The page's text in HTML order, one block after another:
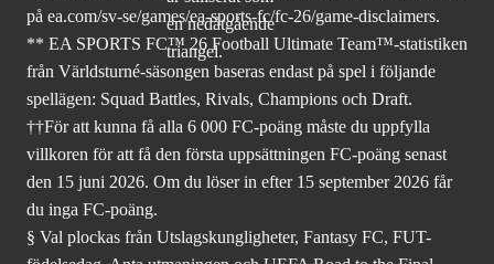
på ea.com/sv-se/games/ea-sports-fc/fc-26/game-disclaimers.
** EA SPORTS FC™ 26 Football Ultimate Team™-statistiken
från Världsturné-säsongen baseras endast på spel i följande
spellägen: Squad Battles, Rivals, Champions och Draft.
††För att kunna få alla 6 000 FC-poäng måste du uppfylla
villkoren för att få den första uppsättningen FC-poäng senast
den 15 juni 2026. Om du löser in efter 15 september 2026 får
du inga FC-poäng.
§ Val plockas från Utslagskungligheter, Fantasy FC, FUT-